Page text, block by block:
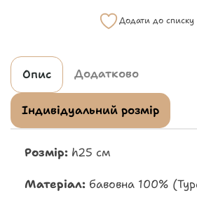
Додати до списку
Опис Додатково
Індивідуальний розмір
Розмір: h25 см
Матеріал: бавовна 100%